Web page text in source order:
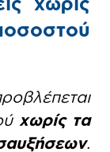
χωρίς τα
.